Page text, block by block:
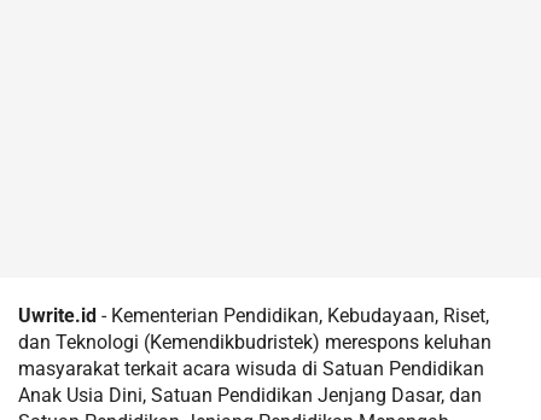
Uwrite.id - Kementerian Pendidikan, Kebudayaan, Riset,
dan Teknologi (Kemendikbudristek) merespons keluhan
masyarakat terkait acara wisuda di Satuan Pendidikan
Anak Usia Dini, Satuan Pendidikan Jenjang Dasar, dan